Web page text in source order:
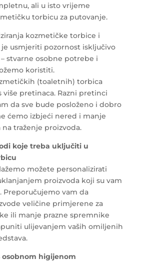
ali u isto vrijeme
torbicu za putovanje.
kozmetičke torbice i
je usmjeriti pozornost isključivo
stvarne osobne potrebe i
koristiti.
(toaletnih) torbica
više pretinaca. Razni pretinci
da sve bude posloženo i dobro
ćemo izbjeći nered i manje
traženje proizvoda.
koje treba uključiti u
možete personalizirati
proizvoda koji su vam
vam da
veličine primjerene za
ili manje prazne spremnike
ulijevanjem vaših omiljenih
osobnom higijenom